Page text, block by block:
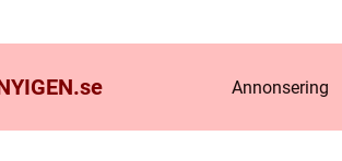
se Annonsering